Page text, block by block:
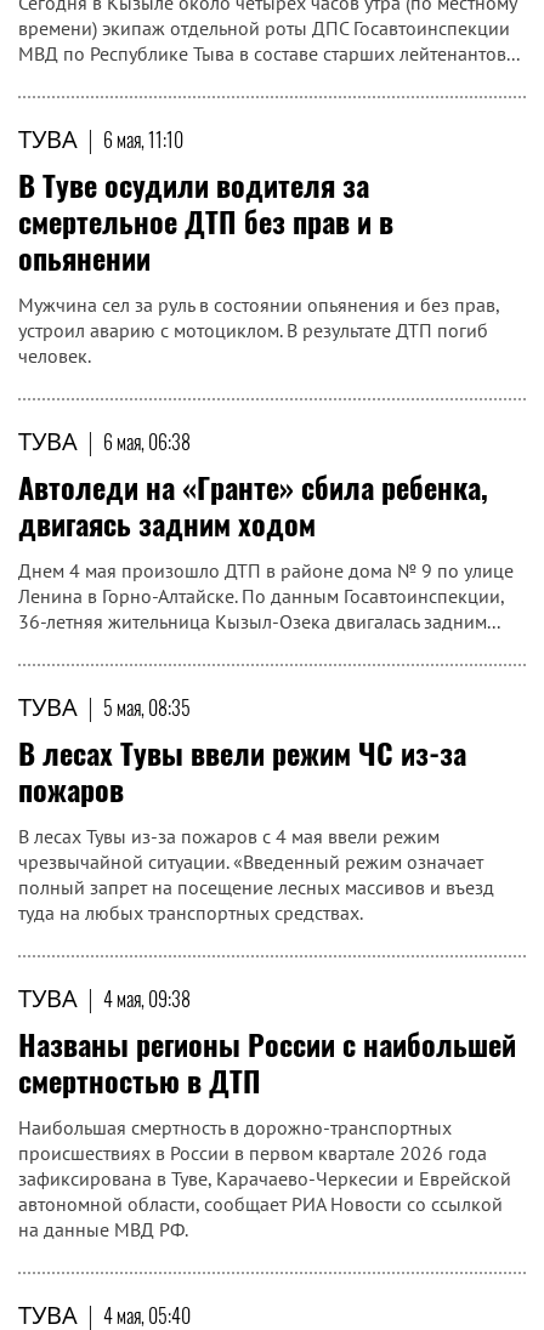
времени) экипаж отдельной роты ДПС Госавтоинспекции
МВД по Республике Тыва в составе старших лейтенантов...
ТУВА | 6 мая, 11:10
В Туве осудили водителя за
смертельное ДТП без прав и в
опьянении
Мужчина сел за руль в состоянии опьянения и без прав,
устроил аварию с мотоциклом. В результате ДТП погиб
человек.
ТУВА | 6 мая, 06:38
Автоледи на «Гранте» сбила ребенка,
двигаясь задним ходом
Днем 4 мая произошло ДТП в районе дома № 9 по улице
Ленина в Горно-Алтайске. По данным Госавтоинспекции,
36-летняя жительница Кызыл-Озека двигалась задним...
ТУВА | 5 мая, 08:35
В лесах Тувы ввели режим ЧС из-за
пожаров
В лесах Тувы из-за пожаров с 4 мая ввели режим
чрезвычайной ситуации. «Введенный режим означает
полный запрет на посещение лесных массивов и въезд
туда на любых транспортных средствах.
ТУВА | 4 мая, 09:38
Названы регионы России с наибольшей
смертностью в ДТП
Наибольшая смертность в дорожно-транспортных
происшествиях в России в первом квартале 2026 года
зафиксирована в Туве, Карачаево-Черкесии и Еврейской
автономной области, сообщает РИА Новости со ссылкой
на данные МВД РФ.
ТУВА | 4 мая, 05:40